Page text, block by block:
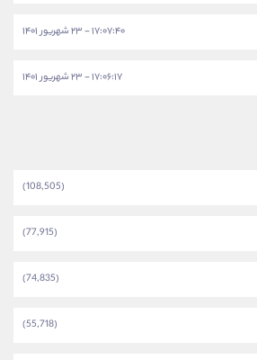
۱۷:۰۷:۴۰ - ۲۳ شهریور ۱۴۰۱
۱۷:۰۶:۱۷ - ۲۳ شهریور ۱۴۰۱
(108,505)
(77,915)
(74,835)
(55,718)